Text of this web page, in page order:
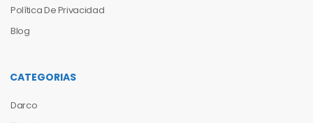
Política De Privacidad
Blog
CATEGORIAS
Darco